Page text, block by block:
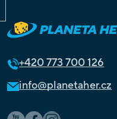
+420773 700 126
info@planetaher.cz